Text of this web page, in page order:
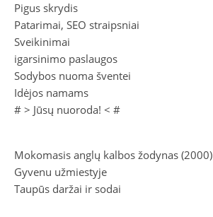
Pigus skrydis
Patarimai, SEO straipsniai
Sveikinimai
igarsinimo paslaugos
Sodybos nuoma šventei
Idėjos namams
# > Jūsų nuoroda! < #
Mokomasis anglų kalbos žodynas (2000)
Gyvenu užmiestyje
Taupūs daržai ir sodai